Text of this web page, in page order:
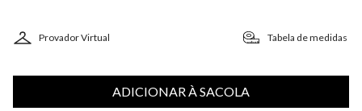
Provador Virtual Tabela de medidas
ADICIONAR À SACOLA